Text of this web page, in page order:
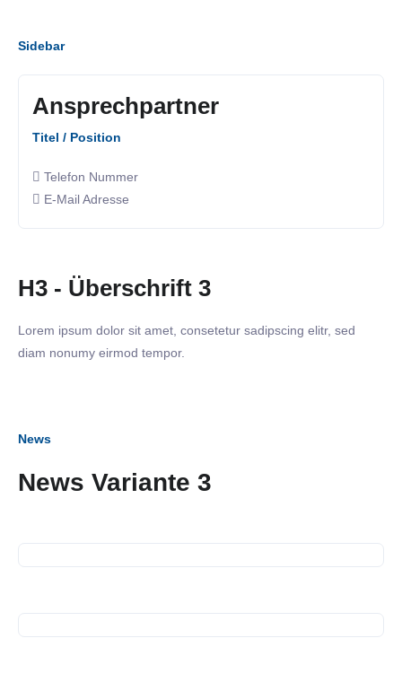
Sidebar
Ansprechpartner
Titel / Position
Telefon Nummer
E-Mail Adresse
H3 - Überschrift 3
Lorem ipsum dolor sit amet, consetetur sadipscing elitr, sed
diam nonumy eirmod tempor.
News
News Variante 3